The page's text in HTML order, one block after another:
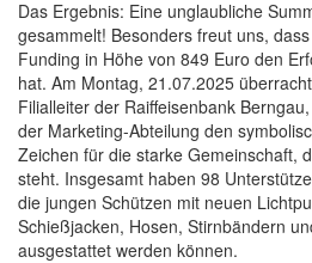
Das Ergebnis: Eine unglaubliche
gesammelt! Besonders freut uns,
Funding in Höhe von 849 Euro den
hat. Am Montag, 21.07.2025
Filialleiter der Raiffeisenbank
der Marketing-Abteilung den
Zeichen für die starke Gemeinschaft,
steht. Insgesamt haben 98
die jungen Schützen mit neuen
Schießjacken, Hosen, Stirnbändern
ausgestattet werden können.